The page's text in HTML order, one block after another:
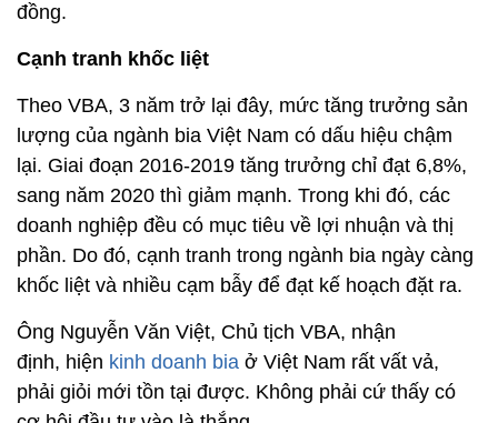
đồng.
Cạnh tranh khốc liệt
Theo VBA, 3 năm trở lại đây, mức tăng trưởng sản
lượng của ngành bia Việt Nam có dấu hiệu chậm
lại. Giai đoạn 2016-2019 tăng trưởng chỉ đạt 6,8%,
sang năm 2020 thì giảm mạnh. Trong khi đó, các
doanh nghiệp đều có mục tiêu về lợi nhuận và thị
phần. Do đó, cạnh tranh trong ngành bia ngày càng
khốc liệt và nhiều cạm bẫy để đạt kế hoạch đặt ra.
Ông Nguyễn Văn Việt, Chủ tịch VBA, nhận
định, hiện kinh doanh bia ở Việt Nam rất vất vả,
phải giỏi mới tồn tại được. Không phải cứ thấy có